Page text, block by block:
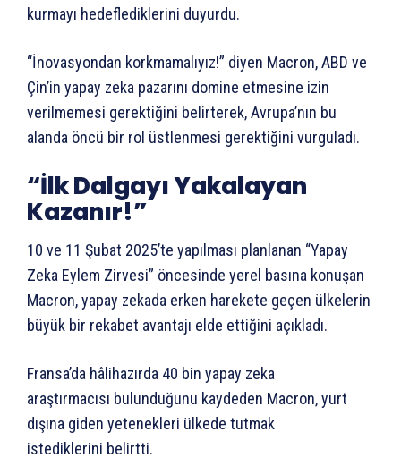
kurmayı hedeflediklerini duyurdu.
“İnovasyondan korkmamalıyız!” diyen Macron, ABD ve
Çin’in yapay zeka pazarını domine etmesine izin
verilmemesi gerektiğini belirterek, Avrupa’nın bu
alanda öncü bir rol üstlenmesi gerektiğini vurguladı.
“İlk Dalgayı Yakalayan
Kazanır!”
10 ve 11 Şubat 2025’te yapılması planlanan “Yapay
Zeka Eylem Zirvesi” öncesinde yerel basına konuşan
Macron, yapay zekada erken harekete geçen ülkelerin
büyük bir rekabet avantajı elde ettiğini açıkladı.
Fransa’da hâlihazırda 40 bin yapay zeka
araştırmacısı bulunduğunu kaydeden Macron, yurt
dışına giden yetenekleri ülkede tutmak
istediklerini belirtti.